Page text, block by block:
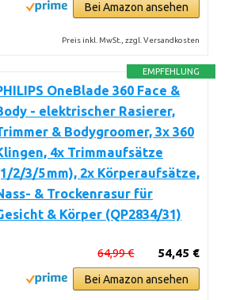
Bei Amazon ansehen
Preis inkl. MwSt., zzgl. Versandkosten
EMPFEHLUNG
OneBlade 360 Face &
- elektrischer Rasierer,
& Bodygroomer, 3x 360
4x Trimmaufsätze
2/3/5 mm), 2x Körperaufsätze,
& Trockenrasur für
& Körper (QP2834/31)
54,45 €
64,99 €
Bei Amazon ansehen